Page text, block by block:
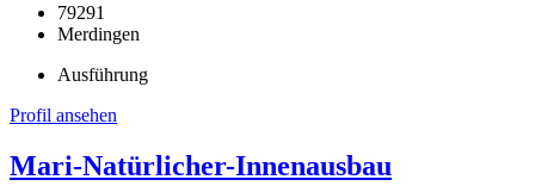
79291
Merdingen
Ausführung
Profil ansehen
Mari-Natürlicher-Innenausbau